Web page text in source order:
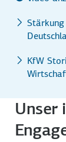
KfW
Unser